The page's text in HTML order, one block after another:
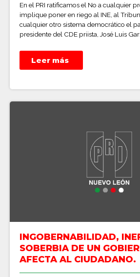
En el PRI ratificamos el No a cualquier
implique poner en riego al INE, al
cualquier otro sistema democrático el
presidente del CDE priista, José Luis
Leer más
INGOBERNABILIDAD,
SOBERBIA DE UN
AFECTA AL CIUDADANO.